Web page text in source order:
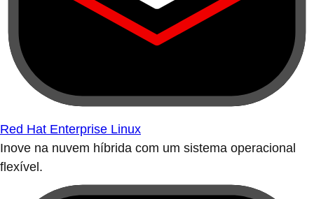
Red Hat Enterprise Linux
Inove na nuvem híbrida com um sistema operacional
flexível.